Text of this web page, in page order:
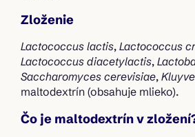
Zloženie
Lactococcus lactis, Lactococcus
Lactococcus diacetylactis,
Saccharomyces cerevisiae,
maltodextrín (obsahuje mlieko).
Čo je maltodextrín v